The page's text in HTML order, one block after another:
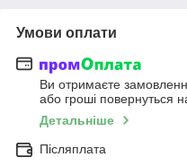
Умови оплати
Ви отримаєте
або гроші повернуться
Детальніше
Післяплата